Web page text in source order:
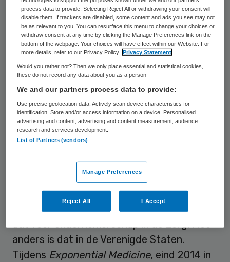
groei van de economie en nieuwe banen.
Nieuwe banen bij toeleverende,
technologische bedrijven, voor
zorginnovaties die ook wereldwijd zijn af te
zetten. Ook dat is een voordeel voor alle
burgers.Common sense, zou je zeggen.
Maar dat is het in de praktijk in Nederland
nog niet.
Naar mijn mening is een belangrijke oorzaak
dat ondernemerschap in Nederland wordt
ondergewaardeerd. In het bijzonder geldt
dat voor ondernemerschap in de zorg. Hoe
anders is dat in de Verenigde Staten.
Tijdens Exponential Medicine, eind 2014 in
process data to provide. Selecting Reject All or withdrawing your consent will
disable them. If trackers are disabled, some content and ads you see may not
be as relevant to you. You can resurface this menu to change your choices or
withdraw consent at any time by clicking the Manage Preferences link on the
bottom of the webpage. Your choices will have effect within our Website. For
more details, refer to our Privacy Policy.
Privacy Statement
Would you rather not? Then we only place essential and statistical cookies,
these do not record any data about you as a person
We and our partners process data to provide:
Use precise geolocation data. Actively scan device characteristics for
identification. Store and/or access information on a device. Personalised
advertising and content, advertising and content measurement, audience
research and services development.
List of Partners (vendors)
Manage Preferences
Reject All I Accept